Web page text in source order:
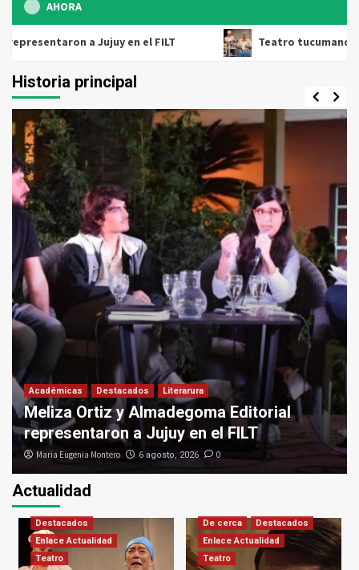
AHORA
a Jujuy en el FILT Teatro tucumano en El
Historia principal
Académicas Destacados Literarura
Meliza Ortiz y Almadegoma Editorial
representaron a Jujuy en el FILT
Maria Eugenia Montero 6 agosto, 2026 0
Actualidad
Destacados
Enlace Actualidad
Teatro
De cerca
Destacados
Enlace Actualidad
Teatro
Teatro independiente de provincias en la
Feria del Libro